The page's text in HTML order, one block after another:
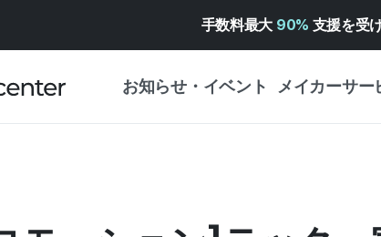
手数料最大 90% 支援を受
お知らせ・イベント メイカーサー
プレスリリース
ヘルプセンター ↗︎